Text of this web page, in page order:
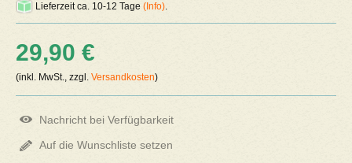
Lieferzeit ca. 10-12 Tage(Info).
29,90 €
(inkl. MwSt., zzgl.Versandkosten)
Nachricht bei Verfügbarkeit
Auf die Wunschliste setzen